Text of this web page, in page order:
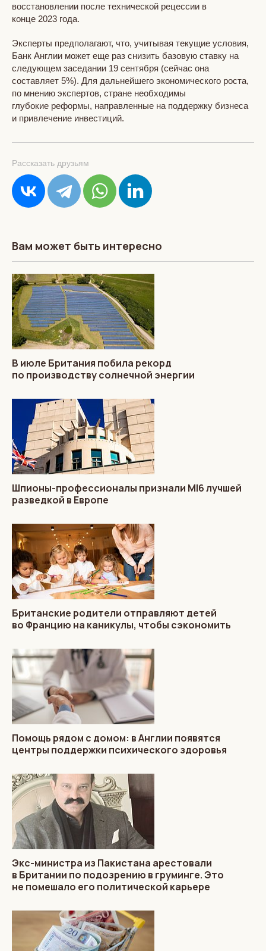
восстановлении после технической рецессии в
конце 2023 года.
Эксперты предполагают, что, учитывая текущие условия,
Банк Англии может еще раз снизить базовую ставку на
следующем заседании 19 сентября (сейчас она
составляет 5%). Для дальнейшего экономического роста,
по мнению экспертов, стране необходимы
глубокие реформы, направленные на поддержку бизнеса
и привлечение инвестиций.
Рассказать друзьям
Вам может быть интересно
В июле Британия побила рекорд
по производству солнечной энергии
Шпионы-профессионалы признали MI6 лучшей
разведкой в Европе
Британские родители отправляют детей
во Францию на каникулы, чтобы сэкономить
Помощь рядом с домом: в Англии появятся
центры поддержки психического здоровья
Экс-министра из Пакистана арестовали
в Британии по подозрению в груминге. Это
не помешало его политической карьере